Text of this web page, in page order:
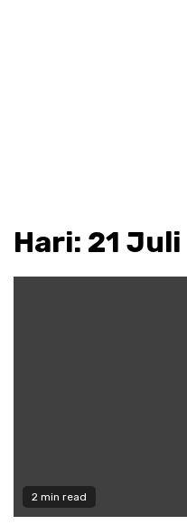
Hari: 21 Juli
2 min read